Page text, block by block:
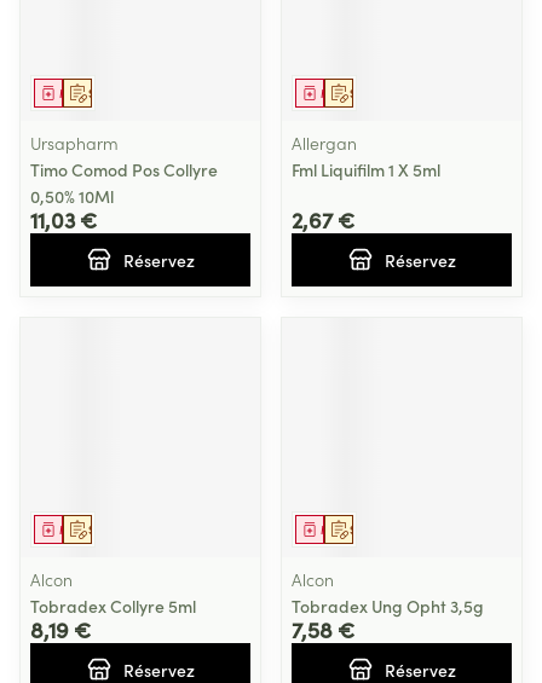
Sur prescription
Médicament
Ursapharm
Timo Comod Pos Collyre
0,50% 10Ml
11,03 €
Réservez
Sur prescription
Médicament
Allergan
Fml Liquifilm 1 X 5ml
2,67 €
Réservez
Sur prescription
Médicament
Alcon
Tobradex Collyre 5ml
8,19 €
Réservez
Sur prescription
Médicament
Alcon
Tobradex Ung Opht 3,5g
7,58 €
Réservez